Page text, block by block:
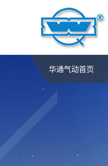
华通气动首页